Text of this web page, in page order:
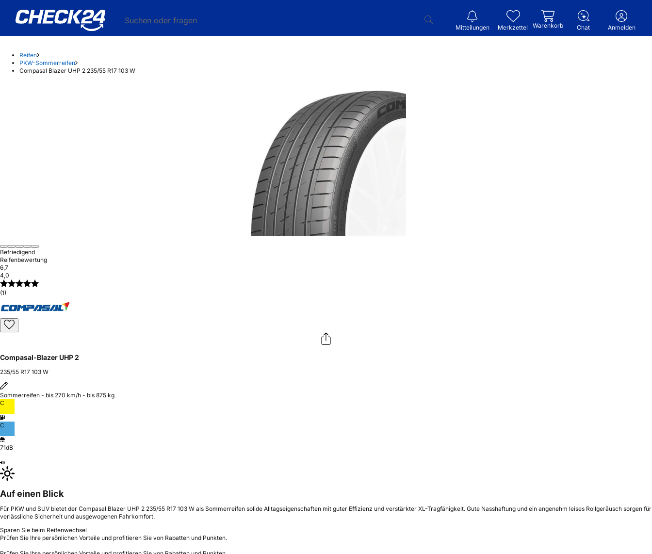
Suchen oder fragen
Mitteilungen Merkzettel Warenkorb Chat Anmelden
Reifen
PKW-Sommerreifen
Compasal Blazer UHP 2 235/55 R17 103 W
Befriedigend
Reifenbewertung
6,7
4,0
(1)
Compasal-Blazer UHP 2
235/55 R17 103 W
Sommerreifen - bis 270 km/h - bis 875 kg
C
C
71dB
Auf einen Blick
Für PKW und SUV bietet der Compasal Blazer UHP 2 235/55 R17 103 W als Sommerreifen solide Alltagseigenschaften mit guter Effizienz und verstärkter XL-Tragfähigkeit. Gute Nasshaftung und ein angenehm leises Rollgeräusch sorgen für
verlässliche Sicherheit und ausgewogenen Fahrkomfort.
Sparen Sie beim Reifenwechsel
Prüfen Sie Ihre persönlichen Vorteile und profitieren Sie von Rabatten und Punkten.